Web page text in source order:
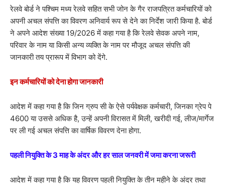
रेलवे बोर्ड ने पश्चिम मध्य रेलवे सहित सभी जोन के गैर राजपत्रित कर्मचारियों को
अपनी अचल संपत्ति का विवरण अनिवार्य रूप से देने का निर्देश जारी किया है. बोर्ड
ने अपने आदेश संख्या 19/2026 में कहा गया है कि रेलवे सेवक अपने नाम,
परिवार के नाम या किसी अन्य व्यक्ति के नाम पर मौजूद अचल संपत्ति की
जानकारी तय प्रारूप में विभाग को देंगे.
इन कर्मचारियों को देना होगा जानकारी
आदेश में कहा गया है कि जिन ग्रुप सी के ऐसे पर्यवेक्षक कर्मचारी, जिनका ग्रेप पे
4600 या उससे अधिक है, उन्हें अपनी विरासत में मिली, खरीदी गई, लीज/मार्गेज
पर ली गई अचल संपत्ति का वार्षिक विवरण देना होगा.
पहली नियुक्ति के 3 माह के अंदर और हर साल जनवरी में जमा करना जरूरी
आदेश में कहा गया है कि यह विवरण पहली नियुक्ति के तीन महीने के अंदर तथा